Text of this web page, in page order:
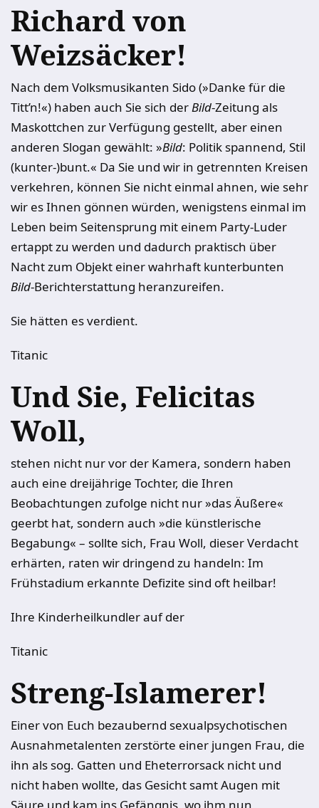
Richard von
Weizsäcker!
Nach dem Volksmusikanten Sido (»Danke für die
Titt’n!«) haben auch Sie sich derBild-Zeitung als
Maskottchen zur Verfügung gestellt, aber einen
anderen Slogan gewählt: »Bild: Politik spannend, Stil
(kunter-)bunt.« Da Sie und wir in getrennten Kreisen
verkehren, können Sie nicht einmal ahnen, wie sehr
wir es Ihnen gönnen würden, wenigstens einmal im
Leben beim Seitensprung mit einem Party-Luder
ertappt zu werden und dadurch praktisch über
Nacht zum Objekt einer wahrhaft kunterbunten
Bild-Berichterstattung heranzureifen.
Sie hätten es verdient.
Titanic
Und Sie, Felicitas
Woll,
stehen nicht nur vor der Kamera, sondern haben
auch eine dreijährige Tochter, die Ihren
Beobachtungen zufolge nicht nur »das Äußere«
geerbt hat, sondern auch »die künstlerische
Begabung« – sollte sich, Frau Woll, dieser Verdacht
erhärten, raten wir dringend zu handeln: Im
Frühstadium erkannte Defizite sind oft heilbar!
Ihre Kinderheilkundler auf der
Titanic
Streng-Islamerer!
Einer von Euch bezaubernd sexualpsychotischen
Ausnahmetalenten zerstörte einer jungen Frau, die
ihn als sog. Gatten und Eheterrorsack nicht und
nicht haben wollte, das Gesicht samt Augen mit